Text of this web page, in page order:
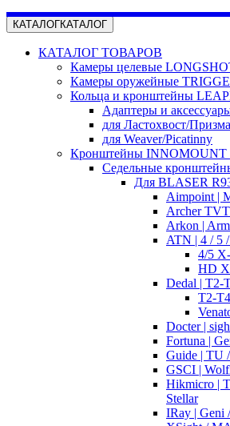
КАТАЛОГКАТАЛОГ
КАТАЛОГ ТОВАРОВ
Камеры целевые
Камеры оружейные
Кольца и кронштейны
Адаптеры и
для Ластохвост/
для Weaver/Picatinny
Кронштейны INNOMOUNT
Седельные
Для BLASER
Aimpoint |
Archer TVT
Arkon |
ATN | 4 / 5
4/5
HD
Dedal | T2-
T2-
Docter |
Fortuna |
Guide | TU
GSCI |
Hikmicro |
Stellar
IRay | Geni